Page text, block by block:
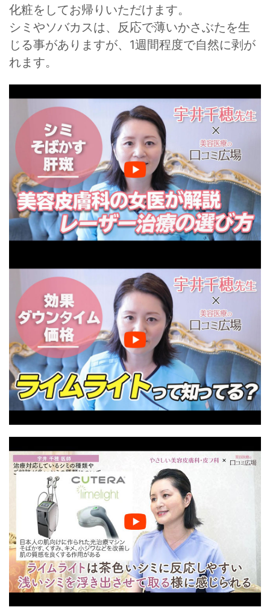
化粧をしてお帰りいただけます。
シミやソバカスは、反応で薄いかさぶたを生
じる事がありますが、1週間程度で自然に剥が
れます。